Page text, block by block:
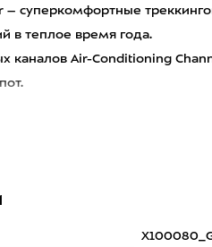
– суперкомфортные
в теплое время года.
каналов Air-Conditioning